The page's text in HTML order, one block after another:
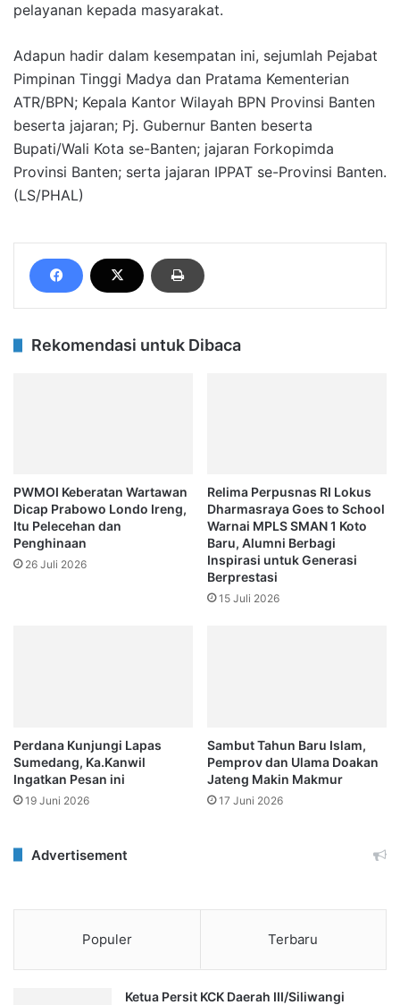
pelayanan kepada masyarakat.
Adapun hadir dalam kesempatan ini, sejumlah Pejabat
Pimpinan Tinggi Madya dan Pratama Kementerian
ATR/BPN; Kepala Kantor Wilayah BPN Provinsi Banten
beserta jajaran; Pj. Gubernur Banten beserta
Bupati/Wali Kota se-Banten; jajaran Forkopimda
Provinsi Banten; serta jajaran IPPAT se-Provinsi Banten.
(LS/PHAL)
Rekomendasi untuk Dibaca
PWMOI Keberatan Wartawan
Dicap Prabowo Londo Ireng,
Itu Pelecehan dan
Penghinaan
26 Juli 2026
Relima Perpusnas RI Lokus
Dharmasraya Goes to School
Warnai MPLS SMAN 1 Koto
Baru, Alumni Berbagi
Inspirasi untuk Generasi
Berprestasi
15 Juli 2026
Perdana Kunjungi Lapas
Sumedang, Ka.Kanwil
Ingatkan Pesan ini
19 Juni 2026
Sambut Tahun Baru Islam,
Pemprov dan Ulama Doakan
Jateng Makin Makmur
17 Juni 2026
Advertisement
Populer Terbaru
Ketua Persit KCK Daerah III/Siliwangi